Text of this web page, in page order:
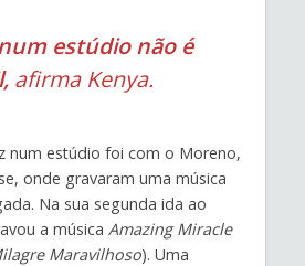
estúdio não é
afirma Kenya.
num estúdio foi com o Moreno,
onde gravaram uma música
Na sua segunda ida ao
a música Amazing Miracle
Maravilhoso). Uma